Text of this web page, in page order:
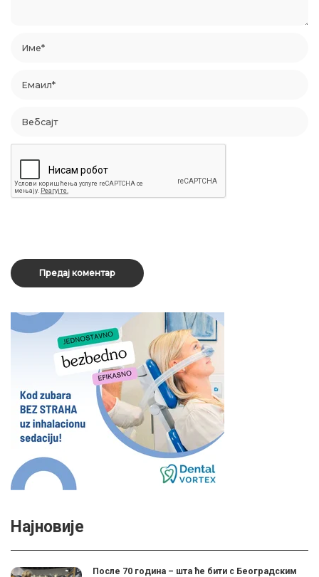
Најновије
После 70 година – шта ће бити с Београдским